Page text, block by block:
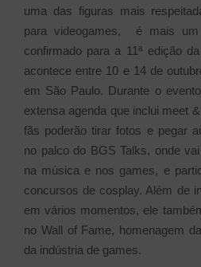
uma das figuras mais
para videogames, é mais um
confirmado para a 11ª edição
acontece entre 10 e 14 de
em São Paulo. Durante o
extensa agenda que inclui meet
fãs poderão tirar fotos e pegar
no palco do BGS Talks, onde
na música e nos games, e
concursos de cosplay. Além de
em vários momentos, ele
no Wall of Fame, homenagem
da indústria de games.